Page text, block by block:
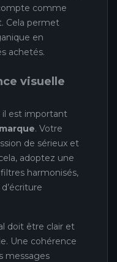
comme
Cela permet
en
achetés.
visuelle
il est important
. Votre
de sérieux et
adoptez une
harmonisés,
doit être clair et
Une cohérence
messages